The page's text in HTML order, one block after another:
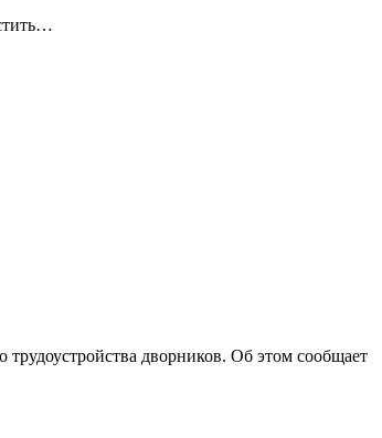
дворников. Об этом сообщает